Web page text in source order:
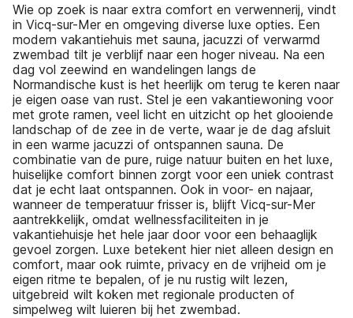
Wie op zoek is naar extra comfort en verwennerij, vindt
in Vicq-sur-Mer en omgeving diverse luxe opties. Een
modern vakantiehuis met sauna, jacuzzi of verwarmd
zwembad tilt je verblijf naar een hoger niveau. Na een
dag vol zeewind en wandelingen langs de
Normandische kust is het heerlijk om terug te keren naar
je eigen oase van rust. Stel je een vakantiewoning voor
met grote ramen, veel licht en uitzicht op het glooiende
landschap of de zee in de verte, waar je de dag afsluit
in een warme jacuzzi of ontspannen sauna. De
combinatie van de pure, ruige natuur buiten en het luxe,
huiselijke comfort binnen zorgt voor een uniek contrast
dat je echt laat ontspannen. Ook in voor- en najaar,
wanneer de temperatuur frisser is, blijft Vicq-sur-Mer
aantrekkelijk, omdat wellnessfaciliteiten in je
vakantiehuisje het hele jaar door voor een behaaglijk
gevoel zorgen. Luxe betekent hier niet alleen design en
comfort, maar ook ruimte, privacy en de vrijheid om je
eigen ritme te bepalen, of je nu rustig wilt lezen,
uitgebreid wilt koken met regionale producten of
simpelweg wilt luieren bij het zwembad.